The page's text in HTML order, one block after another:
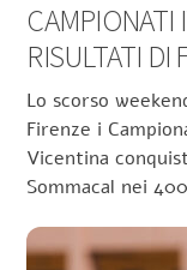
CAMPIONATI
RISULTATI DI
Lo scorso
Firenze i
Vicentina
Sommacal nei